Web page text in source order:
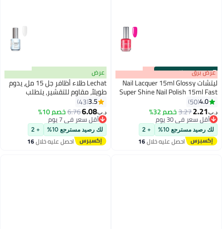
00m:00s
·باقي 100% عرض برق
ليتشات Nail Lacquer 15ml Glossy
Super Shine Nail Polish 15ml Fast
Dry Long Lasting Nail Enamel
Nobility Nail Paint No Need UV LED
Lamp No curing Nails Color
4.0
50
د.ب‏2.21
3.27خصم 32%
أقل سعر في 30 يوم
أقل سعر في 30 يوم
لك رصيد مسترجع 10% + 2
احصل عليه خلال16
192
عرض
Lechat طلاء أظافر جل 15 مل، يدوم
طويلاً، مقاوم للتقشير، يتطلب
فوق البنفسجية ضوء النجوم
Nbgp27
3.5
43
د.ب‏6.08
6.76خصم 10%
أقل سعر في 7 يوم
أقل سعر في 7 يوم
لك رصيد مسترجع 10% + 2
احصل عليه خلال16